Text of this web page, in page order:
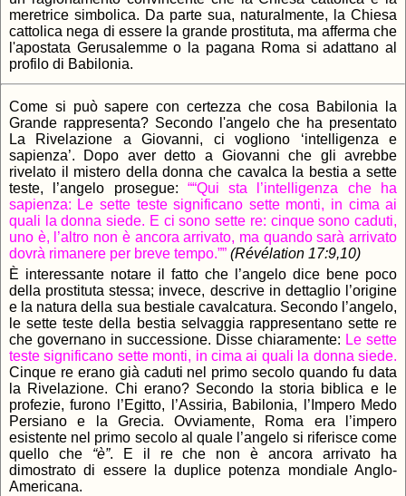
meretrice simbolica. Da parte sua, naturalmente, la Chiesa
cattolica nega di essere la grande prostituta, ma afferma che
l'apostata Gerusalemme o la pagana Roma si adattano al
profilo di Babilonia.
Come si può sapere con certezza che cosa Babilonia la
Grande rappresenta? Secondo l'angelo che ha presentato
La Rivelazione a Giovanni, ci vogliono ‘intelligenza e
sapienza’. Dopo aver detto a Giovanni che gli avrebbe
rivelato il mistero della donna che cavalca la bestia a sette
teste, l’angelo prosegue: ““Qui sta l’intelligenza che ha
sapienza: Le sette teste significano sette monti, in cima ai
quali la donna siede. E ci sono sette re: cinque sono caduti,
uno è, l’altro non è ancora arrivato, ma quando sarà arrivato
dovrà rimanere per breve tempo.”” (Révélation 17:9,10)
È interessante notare il fatto che l’angelo dice bene poco
della prostituta stessa; invece, descrive in dettaglio l’origine
e la natura della sua bestiale cavalcatura. Secondo l’angelo,
le sette teste della bestia selvaggia rappresentano sette re
che governano in successione. Disse chiaramente: Le sette
teste significano sette monti, in cima ai quali la donna siede.
Cinque re erano già caduti nel primo secolo quando fu data
la Rivelazione. Chi erano? Secondo la storia biblica e le
profezie, furono l’Egitto, l’Assiria, Babilonia, l’Impero Medo
Persiano e la Grecia. Ovviamente, Roma era l’impero
esistente nel primo secolo al quale l’angelo si riferisce come
quello che “è”. E il re che non è ancora arrivato ha
dimostrato di essere la duplice potenza mondiale Anglo-
Americana.